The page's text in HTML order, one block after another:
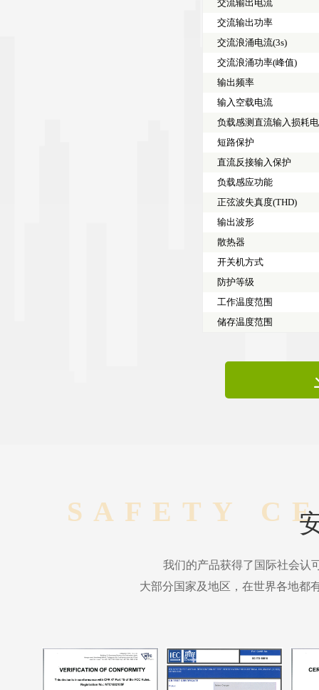
交流输出电流
交流输出功率
交流浪涌电流(3s)
交流浪涌功率(峰值)
输出频率
输入空载电流
负载感测直流输入损耗
短路保护
直流反接输入保护
负载感应功能
正弦波失真度(THD)
输出波形
散热器
开关机方式
防护等级
工作温度范围
储存温度范围
SAFETY
我们的产品获得了国际社会认
大部分国家及地区，在世界各地都